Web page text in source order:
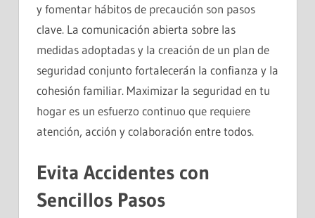
y fomentar hábitos de precaución son pasos
clave. La comunicación abierta sobre las
medidas adoptadas y la creación de un plan de
seguridad conjunto fortalecerán la confianza y la
cohesión familiar. Maximizar la seguridad en tu
hogar es un esfuerzo continuo que requiere
atención, acción y colaboración entre todos.
Evita Accidentes con
Sencillos Pasos